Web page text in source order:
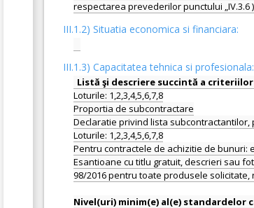
III.1.2) Situatia economica si financiara:
III.1.3) Capacitatea tehnica si profesionala:
Loturile: 1,2,3,4,5,6,7,8
Proportia de subcontractare
Declaratie privind lista
Loturile: 1,2,3,4,5,6,7,8
Pentru contractele de achizitie de
Esantioane cu titlu gratuit, descrieri sau
98/2016 pentru toate produsele